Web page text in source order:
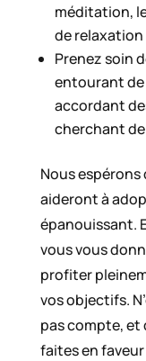
méditation,
de
Prenez soin
entourant de
accordant
cherchant de
Nous
aideront à
épanouissant.
vous vous
profiter
vos objectifs.
pas compte, et
faites en